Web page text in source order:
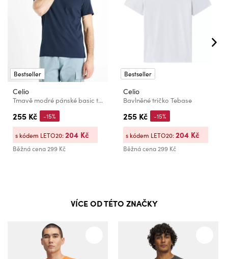
Bestseller
Celio
Tmavě modré pánské basic tričko Celio Debasev
255 Kč
Běžná cena299 Kč
-15%
s kódem LETO20:204 Kč
Bestseller
Celio
Bavlněné tričko Tebase
255 Kč
Běžná cena299 Kč
-15%
s kódem LETO20:204 Kč
VÍCE OD TÉTO ZNAČKY